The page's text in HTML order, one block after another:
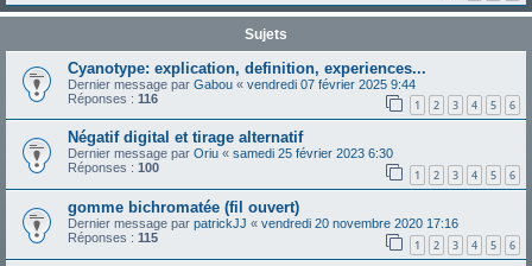
Sujets
Cyanotype: explication, definition, experiences...
Dernier message par Gabou « vendredi 07 février 2025 9:44
Réponses : 116 1 2 3 4 5 6
Négatif digital et tirage alternatif
Dernier message par Oriu « samedi 25 février 2023 6:30
Réponses : 100 1 2 3 4 5 6
gomme bichromatée (fil ouvert)
Dernier message par patrickJJ « vendredi 20 novembre 2020 17:16
Réponses : 115 1 2 3 4 5 6